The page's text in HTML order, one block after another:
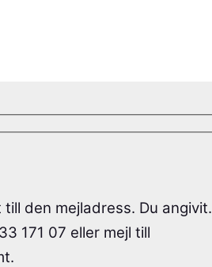
n
g
e
den mejladress. Du angivit.
171 07 eller mejl till